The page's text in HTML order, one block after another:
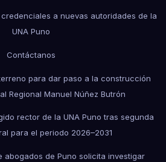
a nuevas autoridades de la
UNA Puno
Contáctanos
para dar paso a la construcción
Regional Manuel Núñez Butrón
rector de la UNA Puno tras segunda
para el periodo 2026–2031
abogados de Puno solicita investigar